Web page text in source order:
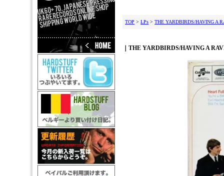
TOP > LPs > THE YARDBIRDS/HAVING A
｜THE YARDBIRDS/HAVING A